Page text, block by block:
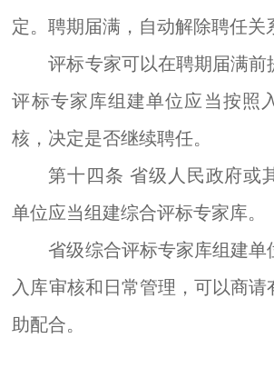
定。聘期届满，自动解除聘任关
评标专家可以在聘期届满前
评标专家库组建单位应当按照
核，决定是否继续聘任。
第十四条 省级人民政府或
单位应当组建综合评标专家库。
省级综合评标专家库组建单
入库审核和日常管理，可以商
助配合。